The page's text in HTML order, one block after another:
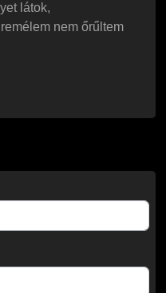
látok,
nem őrűltem